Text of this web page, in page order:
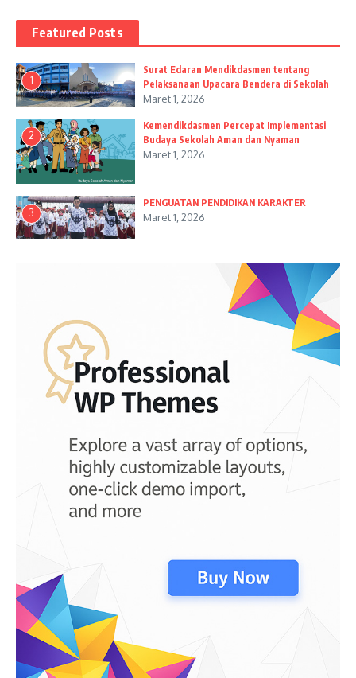
Featured Posts
1
Surat Edaran Mendikdasmen tentang
Pelaksanaan Upacara Bendera di Sekolah
Maret 1, 2026
2
Kemendikdasmen Percepat Implementasi
Budaya Sekolah Aman dan Nyaman
Maret 1, 2026
3
PENGUATAN PENDIDIKAN KARAKTER
Maret 1, 2026